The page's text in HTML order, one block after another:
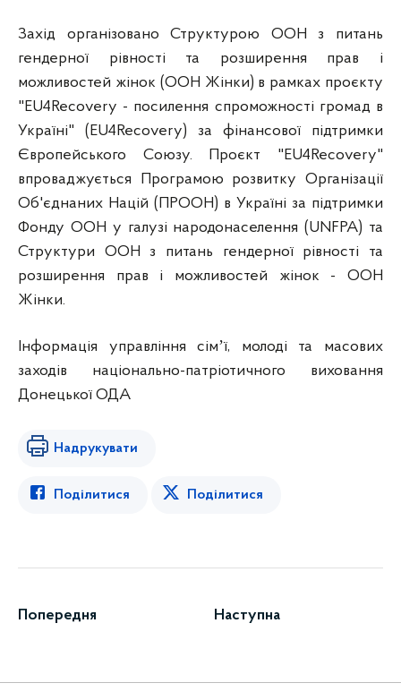
Захід організовано Структурою ООН з питань
гендерної рівності та розширення прав і
можливостей жінок (ООН Жінки) в рамках проєкту
"EU4Recovery - посилення спроможності громад в
Україні" (EU4Recovery) за фінансової підтримки
Європейського Союзу. Проєкт "EU4Recovery"
впроваджується Програмою розвитку Організації
Об'єднаних Націй (ПРООН) в Україні за підтримки
Фонду ООН у галузі народонаселення (UNFPA) та
Структури ООН з питань гендерної рівності та
розширення прав і можливостей жінок - ООН
Жінки.
Інформація управління сімʼї, молоді та масових
заходів національно-патріотичного виховання
Донецької ОДА
Надрукувати
Поділитися Поділитися
Попередня Наступна